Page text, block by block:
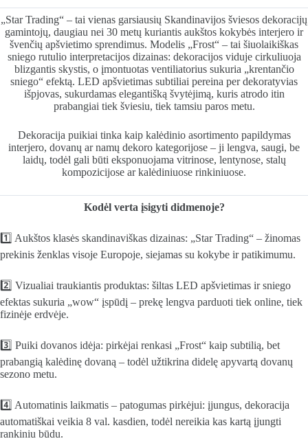
„Star Trading“ – tai vienas garsiausių Skandinavijos šviesos dekoracijų
gamintojų, daugiau nei 30 metų kuriantis aukštos kokybės interjero ir
švenčių apšvietimo sprendimus. Modelis „Frost“ – tai šiuolaikiškas
sniego rutulio interpretacijos dizainas: dekoracijos viduje cirkuliuoja
blizgantis skystis, o įmontuotas ventiliatorius sukuria „krentančio
sniego“ efektą. LED apšvietimas subtiliai pereina per dekoratyvias
išpjovas, sukurdamas elegantišką švytėjimą, kuris atrodo itin
prabangiai tiek šviesiu, tiek tamsiu paros metu.
Dekoracija puikiai tinka kaip kalėdinio asortimento papildymas
interjero, dovanų ar namų dekoro kategorijose – ji lengva, saugi, be
laidų, todėl gali būti eksponuojama vitrinose, lentynose, stalų
kompozicijose ar kalėdiniuose rinkiniuose.
Kodėl verta įsigyti didmenoje?
1️⃣ Aukštos klasės skandinaviškas dizainas: „Star Trading“ – žinomas
prekinis ženklas visoje Europoje, siejamas su kokybe ir patikimumu.
2️⃣ Vizualiai traukiantis produktas: šiltas LED apšvietimas ir sniego
efektas sukuria „wow“ įspūdį – prekę lengva parduoti tiek online, tiek
fizinėje erdvėje.
3️⃣ Puiki dovanos idėja: pirkėjai renkasi „Frost“ kaip subtilią, bet
prabangią kalėdinę dovaną – todėl užtikrina didelę apyvartą dovanų
sezono metu.
4️⃣ Automatinis laikmatis – patogumas pirkėjui: įjungus, dekoracija
automatiškai veikia 8 val. kasdien, todėl nereikia kas kartą įjungti
rankiniu būdu.